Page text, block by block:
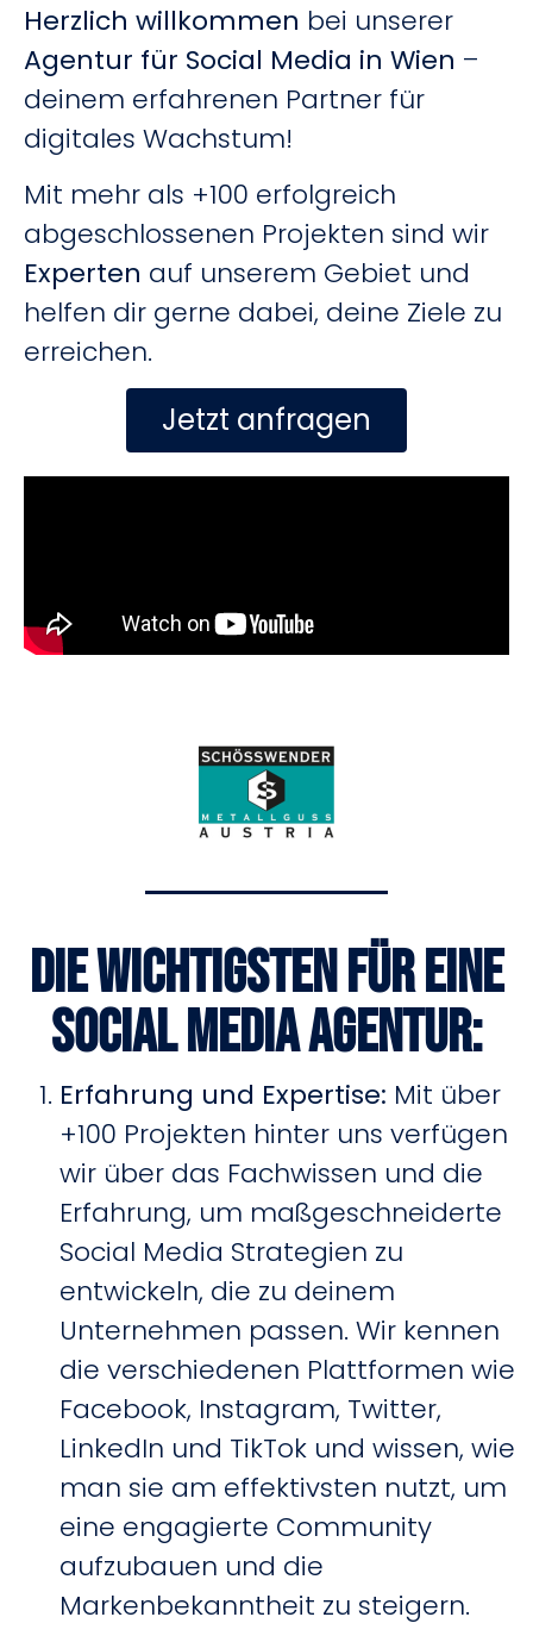
Herzlich willkommen bei unserer
Agentur für Social Media in Wien –
deinem erfahrenen Partner für
digitales Wachstum!
Mit mehr als +100 erfolgreich
abgeschlossenen Projekten sind wir
Experten auf unserem Gebiet und
helfen dir gerne dabei, deine Ziele zu
erreichen.
Jetzt anfragen
Die wichtigsten für eine
Social Media Agentur:
Erfahrung und Expertise: Mit über
+100 Projekten hinter uns verfügen
wir über das Fachwissen und die
Erfahrung, um maßgeschneiderte
Social Media Strategien zu
entwickeln, die zu deinem
Unternehmen passen. Wir kennen
die verschiedenen Plattformen wie
Facebook, Instagram, Twitter,
LinkedIn und TikTok und wissen, wie
man sie am effektivsten nutzt, um
eine engagierte Community
aufzubauen und die
Markenbekanntheit zu steigern.